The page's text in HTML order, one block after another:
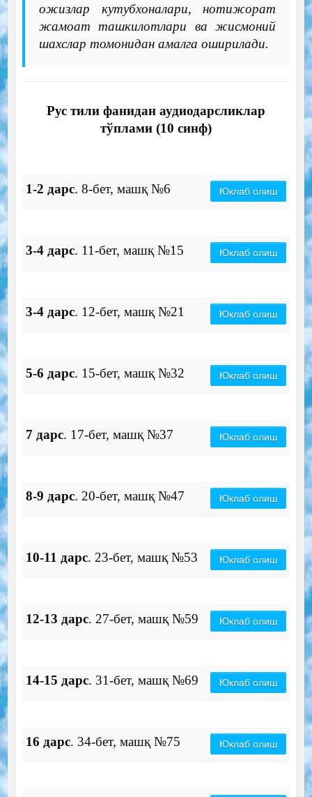
ожизлар кутубхоналари, нотижорат
жамоат ташкилотлари ва жисмоний
шахслар томонидан амалга оширилади.
Рус тили фанидан аудиодарсликлар
тўплами (10 синф)
1-2 дарс. 8-бет, машқ №6 Юклаб олиш
3-4 дарс. 11-бет, машқ №15 Юклаб олиш
3-4 дарс. 12-бет, машқ №21 Юклаб олиш
5-6 дарс. 15-бет, машқ №32 Юклаб олиш
7 дарс. 17-бет, машқ №37 Юклаб олиш
8-9 дарс. 20-бет, машқ №47 Юклаб олиш
10-11 дарс. 23-бет, машқ №53 Юклаб олиш
12-13 дарс. 27-бет, машқ №59 Юклаб олиш
14-15 дарс. 31-бет, машқ №69 Юклаб олиш
16 дарс. 34-бет, машқ №75 Юклаб олиш